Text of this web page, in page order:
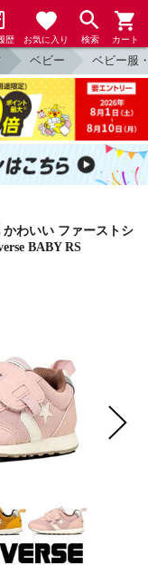
歴 お気に入り 検索 カート
ベビー ベビー服
わいい ファーストシ
BABY RS